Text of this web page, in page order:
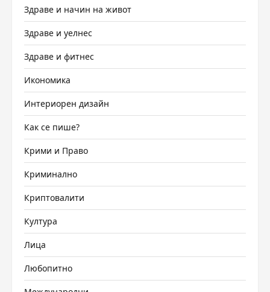
Здраве и начин на живот
Здраве и уелнес
Здраве и фитнес
Икономика
Интериорен дизайн
Как се пише?
Крими и Право
Криминално
Криптовалити
Култура
Лица
Любопитно